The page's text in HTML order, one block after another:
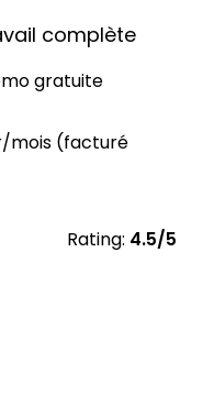
complète
gratuite
mois (facturé
Rating: 4.5/5